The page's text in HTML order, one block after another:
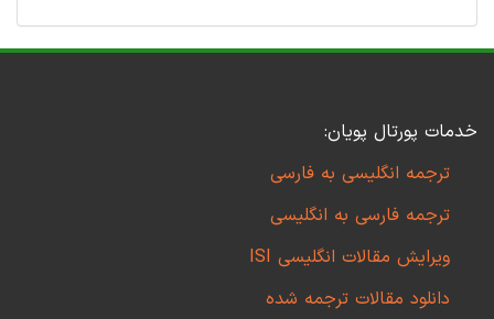
خدمات پورتال پویان:
ترجمه انگلیسی به فارسی
ترجمه فارسی به انگلیسی
ویرایش مقالات انگلیسی ISI
دانلود مقالات ترجمه شده